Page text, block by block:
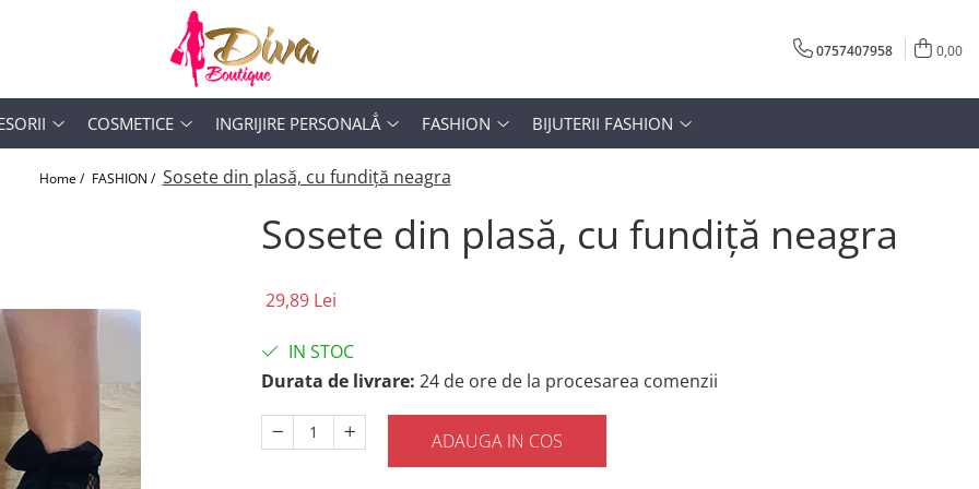
0757407958 0,00
COSMETICE INGRIJIRE PERSONALẲ FASHION BIJUTERII FASHION
Home / FASHION / Sosete din plasă, cu fundiță neagra
Sosete din plasă, cu fundiță neagra
29,89 Lei
IN STOC
Durata de livrare: 24 de ore de la procesarea comenzii
ADAUGA IN COS